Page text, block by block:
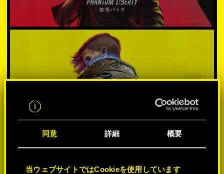
同意 詳細 概要
当ウェブサイトではCookieを使用しています